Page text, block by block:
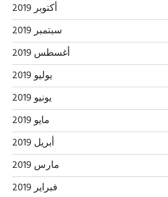
أكتوبر 2019
سبتمبر 2019
أغسطس 2019
يوليو 2019
يونيو 2019
مايو 2019
أبريل 2019
مارس 2019
فبراير 2019